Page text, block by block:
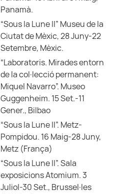
Panamà.
“Sous la Lune II” Museu de la
Ciutat de Mèxic, 28 Juny-22
Setembre, Mèxic.
“Laboratoris. Mirades entorn
de la col·lecció permanent:
Miquel Navarro”. Museo
Guggenheim. 15 Set.-11
Gener., Bilbao
“Sous la Lune II”. Metz-
Pompidou. 16 Maig-28 Juny,
Metz (França)
“Sous la Lune II”. Sala
exposicions Atomium. 3
Juliol-30 Set., Brussel·les